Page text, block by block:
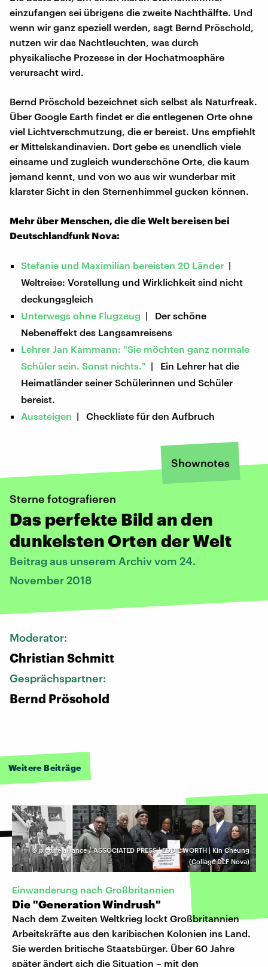
einzufangen sei übrigens die zweite Nachthälfte. Und
wenn wir ganz speziell werden, sagt Bernd Pröschold,
nutzen wir das Nachtleuchten, was durch
physikalische Prozesse in der Hochatmosphäre
verursacht wird.
Bernd Pröschold bezeichnet sich selbst als Naturfreak.
Über Google Earth findet er die entlegenen Orte ohne
viel Lichtverschmutzung, die er bereist. Uns empfiehlt
er Mittelskandinavien. Dort gebe es unendlich viele
einsame und zugleich wunderschöne Orte, die kaum
jemand kennt, und von wo aus wir wunderbar mit
klarster Sicht in den Sternenhimmel gucken können.
Mehr über Menschen, die die Welt bereisen bei
Deutschlandfunk Nova:
Stefanie und Maximilian bereisten 20 Länder |
Weltreise: Vorstellung und Wirklichkeit sind nicht
deckungsgleich
Unterwegs ohne Flugzeug | Der schöne
Nebeneffekt des Langsamreisens
Lehrer Jan Kammann: "Sie möchten ganz normale
Schüler sein. Sonst nichts." | Ein Lehrer hat die
Heimatländer seiner Schülerinnen und Schüler
bereist.
Aussteigen | Checkliste für den Aufbruch
Shownotes
Sterne fotografieren
Das perfekte Bild an den
dunkelsten Orten der Welt
Beitrag aus unserem Archiv vom 24.
November 2018
Moderator:
Christian Schmitt
Gesprächspartner:
Bernd Pröschold
Weitere Beiträge
©picture alliance / ASSOCIATED PRESS | EDDIE WORTH | Kin Cheung
(Collage DLF Nova)
Einwanderung nach Großbritannien
Die "Generation Windrush"
Nach dem Zweiten Weltkrieg lockt Großbritannien
Arbeitskräfte aus den karibischen Kolonien ins Land.
Sie werden britische Staatsbürger. Über 60 Jahre
später ändert sich die Situation – mit den